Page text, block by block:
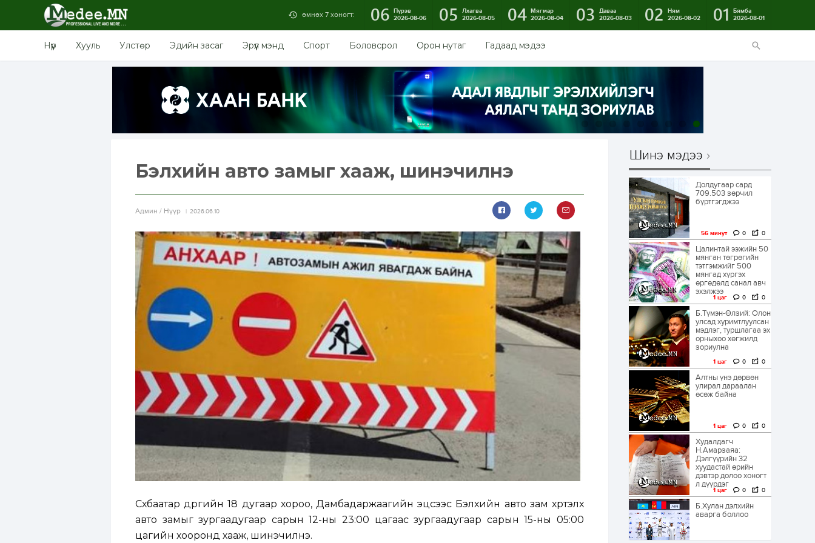
өмнөх 7 хоногт: 06 Пүрэв
2026-08-06
05
Лхагва
2026-08-05
04 Мягмар
2026-08-04
03
Даваа
2026-08-03
02
Ням
2026-08-02
01
Бямба
2026-08-01
Нүүр Хууль Улстөр Эдийн засаг Эрүүл мэнд Спорт Боловсрол Орон нутаг Гадаад мэдээ
Бэлхийн авто замыг хааж, шинэчилнэ
Aдмин / Нүүр 2026.06.10
Сүхбаатар дүүргийн 18 дугаар хороо, Дамбадаржаагийн эцсээс Бэлхийн авто зам хүртэлх
авто замыг зургаадугаар сарын 12-ны 23:00 цагаас зургаадугаар сарын 15-ны 05:00
цагийн хооронд хааж, шинэчилнэ.
Шинэ мэдээ
Долдугаар сард
709.503 зөрчил
бүртгэгджээ
56 минут 0 0
Цалинтай ээжийн 50
мянган төгрөгийн
тэтгэмжийг 500
мянгад хүргэх
өргөдөлд санал авч
эхэлжээ
1 цаг 0 0
Б.Түмэн-Өлзий: Олон
улсад хуримтлуулсан
мэдлэг, туршлагаа эх
орныхоо хөгжилд
зориулна
1 цаг 0 0
Алтны үнэ дөрвөн
улирал дараалан
өсөж байна
1 цаг 0 0
Худалдагч
Н.Амарзаяа:
Дэлгүүрийн 32
хуудастай өрийн
дэвтэр долоо хоногт
л дүүрдэг
1 цаг 0 0
Б.Хулан дэлхийн
аварга боллоо